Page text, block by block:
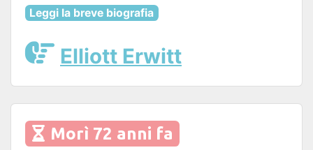
Leggi la breve biografia
Elliott Erwitt
Morì 72 anni fa